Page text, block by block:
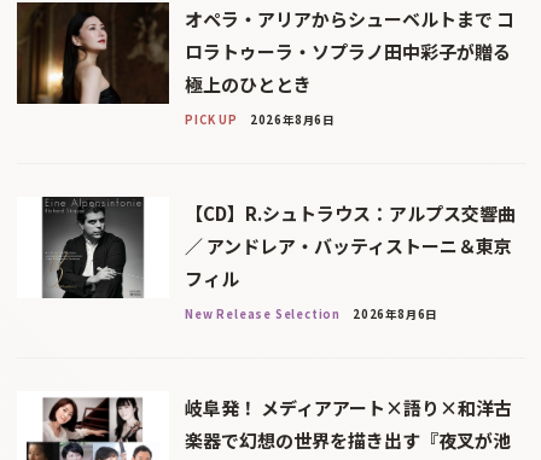
オペラ・アリアからシューベルトまで コ
ロラトゥーラ・ソプラノ田中彩子が贈る
極上のひととき
PICK UP 2026年8月6日
【CD】R.シュトラウス：アルプス交響曲
／ アンドレア・バッティストーニ＆東京
フィル
New Release Selection 2026年8月6日
岐阜発！ メディアアート×語り×和洋古
楽器で幻想の世界を描き出す『夜叉が池